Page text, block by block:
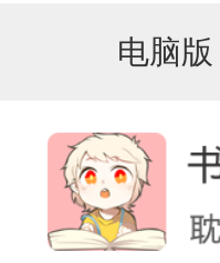
电脑版